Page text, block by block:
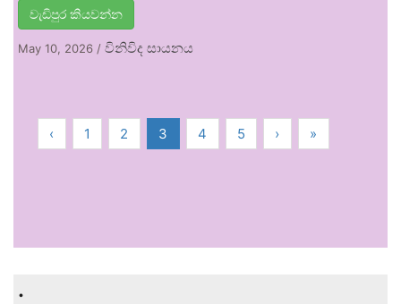
වැඩිපුර කියවන්න
May 10, 2026 / විනිවිද සායනය
‹ 1 2 3 4 5 › »
.